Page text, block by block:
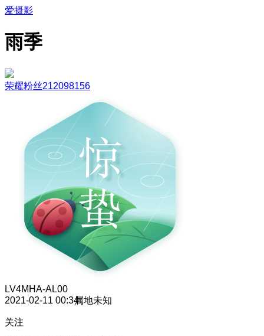
爱摄影
雨季
荣耀粉丝212098156
LV4MHA-AL00
2021-02-11 00:34属地未知
关注